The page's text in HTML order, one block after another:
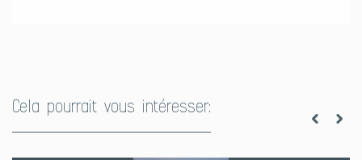
3. Anzeichnen an der Wand
Cela pourrait vous intéresser: